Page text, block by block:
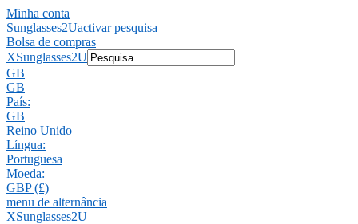
Minha conta
Sunglasses2Uactivar pesquisa
Bolsa de compras
XSunglasses2U
GB
GB
País:
GB
Reino Unido
Língua:
Portuguesa
Moeda:
GBP (£)
menu de alternância
XSunglasses2U